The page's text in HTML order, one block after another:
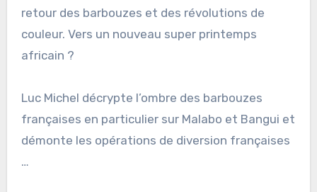
retour des barbouzes et des révolutions de
couleur. Vers un nouveau super printemps
africain ?
Luc Michel décrypte l’ombre des barbouzes
françaises en particulier sur Malabo et Bangui et
démonte les opérations de diversion françaises
…